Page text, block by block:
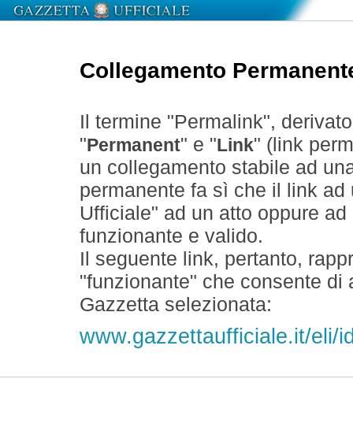
Collegamento
Il termine "Permalink",
" Permanent" e " Link" (link
un collegamento stabile ad
permanente fa sì che il link
Ufficiale" ad un atto oppure
funzionante e valido.
Il seguente link, pertanto,
"funzionante" che consente
Gazzetta selezionata:
www.gazzettaufficiale.it/eli/